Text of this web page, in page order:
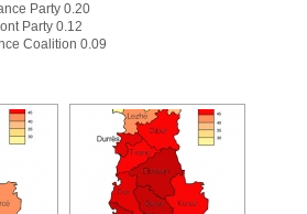
Party 0.20
Party 0.12
Coalition 0.09